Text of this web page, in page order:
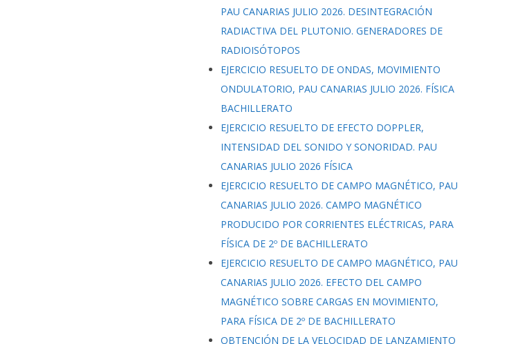
PAU CANARIAS JULIO 2026. DESINTEGRACIÓN
RADIACTIVA DEL PLUTONIO. GENERADORES DE
RADIOISÓTOPOS
EJERCICIO RESUELTO DE ONDAS, MOVIMIENTO
ONDULATORIO, PAU CANARIAS JULIO 2026. FÍSICA
BACHILLERATO
EJERCICIO RESUELTO DE EFECTO DOPPLER,
INTENSIDAD DEL SONIDO Y SONORIDAD. PAU
CANARIAS JULIO 2026 FÍSICA
EJERCICIO RESUELTO DE CAMPO MAGNÉTICO, PAU
CANARIAS JULIO 2026. CAMPO MAGNÉTICO
PRODUCIDO POR CORRIENTES ELÉCTRICAS, PARA
FÍSICA DE 2º DE BACHILLERATO
EJERCICIO RESUELTO DE CAMPO MAGNÉTICO, PAU
CANARIAS JULIO 2026. EFECTO DEL CAMPO
MAGNÉTICO SOBRE CARGAS EN MOVIMIENTO,
PARA FÍSICA DE 2º DE BACHILLERATO
OBTENCIÓN DE LA VELOCIDAD DE LANZAMIENTO